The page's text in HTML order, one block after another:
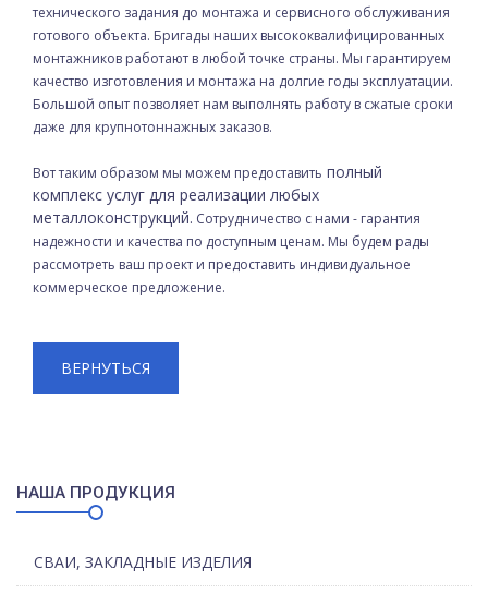
технического задания до монтажа и сервисного обслуживания
готового объекта. Бригады наших высококвалифицированных
монтажников работают в любой точке страны. Мы гарантируем
качество изготовления и монтажа на долгие годы эксплуатации.
Большой опыт позволяет нам выполнять работу в сжатые сроки
даже для крупнотоннажных заказов.
Вот таким образом мы можем предоставить полный
комплекс услуг для реализации любых
металлоконструкций. Сотрудничество с нами - гарантия
надежности и качества по доступным ценам. Мы будем рады
рассмотреть ваш проект и предоставить индивидуальное
коммерческое предложение.
ВЕРНУТЬСЯ
НАША ПРОДУКЦИЯ
СВАИ, ЗАКЛАДНЫЕ ИЗДЕЛИЯ